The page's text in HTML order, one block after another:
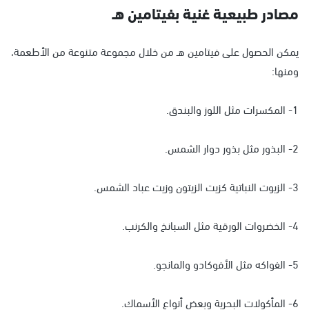
مصادر طبيعية غنية بفيتامين هـ
يمكن الحصول على فيتامين هـ من خلال مجموعة متنوعة من الأطعمة،
ومنها:
1- المكسرات مثل اللوز والبندق.
2- البذور مثل بذور دوار الشمس.
3- الزيوت النباتية كزيت الزيتون وزيت عباد الشمس.
4- الخضروات الورقية مثل السبانخ والكرنب.
5- الفواكه مثل الأفوكادو والمانجو.
6- المأكولات البحرية وبعض أنواع الأسماك.